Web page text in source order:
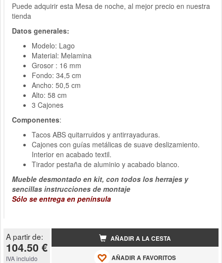
Puede adquirir esta Mesa de noche, al mejor precio en nuestra
tienda
Datos generales:
Modelo: Lago
Material: Melamina
Grosor : 16 mm
Fondo: 34,5 cm
Ancho: 50,5 cm
Alto: 58 cm
3 Cajones
Componentes:
Tacos ABS quitarruidos y antirrayaduras.
Cajones con guías metálicas de suave deslizamiento.
Interior en acabado textil.
Tirador pestaña de aluminio y acabado blanco.
Mueble desmontado en kit, con todos los herrajes y
sencillas instrucciones de montaje
Sólo se entrega en península
A partir de:
104.50 €
IVA incluido
AÑADIR A LA CESTA
AÑADIR A FAVORITOS